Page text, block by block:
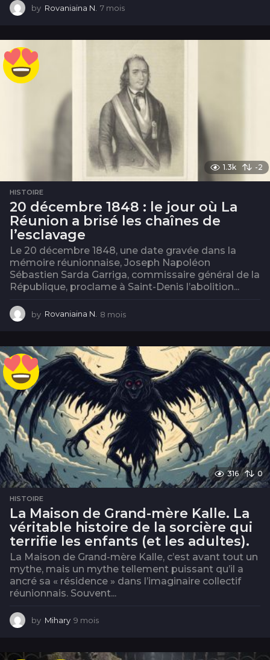
by Rovaniaina N. 7 mois
i
1.3k -2
HISTOIRE
20 décembre 1848 : le jour où La
Réunion a brisé les chaînes de
l’esclavage
Le 20 décembre 1848, une date gravée dans la
mémoire réunionnaise, Joseph Napoléon
Sébastien Sarda Garriga, commissaire général de la
République, proclame à Saint-Denis l’abolition...
by Rovaniaina N. 8 mois
i
s
316 0
HISTOIRE
La Maison de Grand-mère Kalle. La
véritable histoire de la sorcière qui
terrifie les enfants (et les adultes).
La Maison de Grand-mère Kalle, c’est avant tout un
mythe, mais un mythe tellement puissant qu’il a
ancré sa « résidence » dans l’imaginaire collectif
réunionnais. Souvent...
by Mihary 9 mois
i